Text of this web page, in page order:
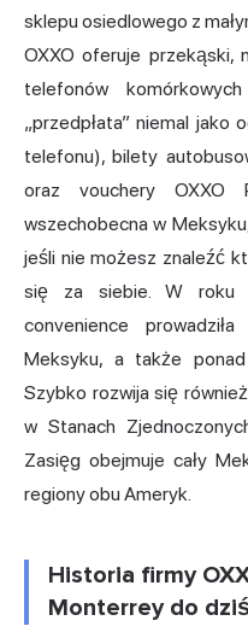
sklepu osiedlowego z
OXXO oferuje przekąski,
telefonów
„przedpłata” niemal jako
telefonu), bilety
oraz vouchery
wszechobecna w
jeśli nie możesz znaleźć
się za siebie. W
convenience
Meksyku, a także
Szybko rozwija się
w Stanach
Zasięg obejmuje cały
regiony obu Ameryk.
Historia firmy
Monterrey do